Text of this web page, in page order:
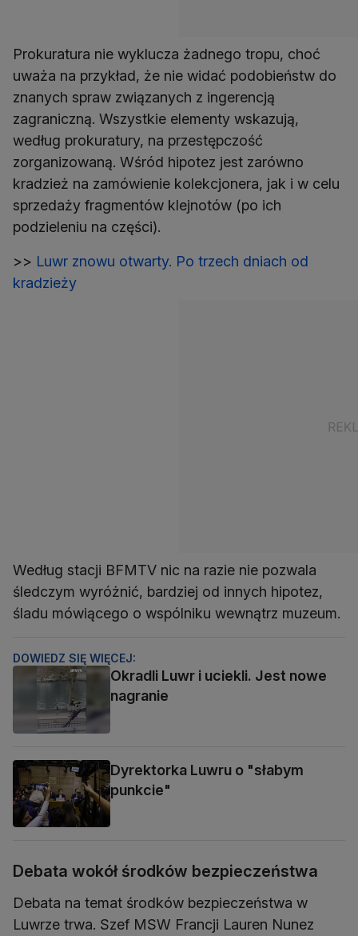
Prokuratura nie wyklucza żadnego tropu, choć
uważa na przykład, że nie widać podobieństw do
znanych spraw związanych z ingerencją
zagraniczną. Wszystkie elementy wskazują,
według prokuratury, na przestępczość
zorganizowaną. Wśród hipotez jest zarówno
kradzież na zamówienie kolekcjonera, jak i w celu
sprzedaży fragmentów klejnotów (po ich
podzieleniu na części).
>> Luwr znowu otwarty. Po trzech dniach od
kradzieży
Według stacji BFMTV nic na razie nie pozwala
śledczym wyróżnić, bardziej od innych hipotez,
śladu mówiącego o wspólniku wewnątrz muzeum.
DOWIEDZ SIĘ WIĘCEJ:
Okradli Luwr i uciekli. Jest nowe
nagranie
Dyrektorka Luwru o "słabym
punkcie"
Debata wokół środków bezpieczeństwa
Debata na temat środków bezpieczeństwa w
Luwrze trwa. Szef MSW Francji Lauren Nunez